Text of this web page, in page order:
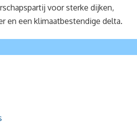
voor sterke dijken,
en een klimaatbestendige delta.